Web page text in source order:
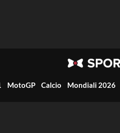
MotoGP Calcio Mondiali 2026